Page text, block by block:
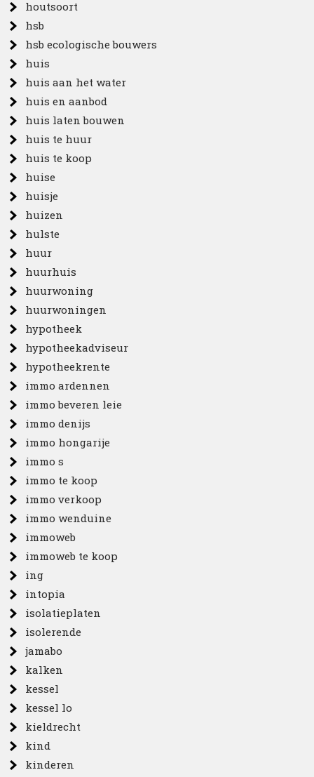
houtsoort
hsb
hsb ecologische bouwers
huis
huis aan het water
huis en aanbod
huis laten bouwen
huis te huur
huis te koop
huise
huisje
huizen
hulste
huur
huurhuis
huurwoning
huurwoningen
hypotheek
hypotheekadviseur
hypotheekrente
immo ardennen
immo beveren leie
immo denijs
immo hongarije
immo s
immo te koop
immo verkoop
immo wenduine
immoweb
immoweb te koop
ing
intopia
isolatieplaten
isolerende
jamabo
kalken
kessel
kessel lo
kieldrecht
kind
kinderen